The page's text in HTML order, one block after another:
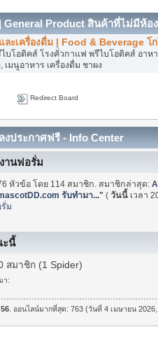
General Product สินค้าที่ไม่มีห้อ
ละเครื่องดื่ม | Food & Beverage โ
บโอติคส์ โรงคั่วกาแฟ พรีไบโอติคส์ อาห
เมนูอาหาร เครื่องดื่ม ชาผง
Redirect Board
งประกาศฟรี - Info Center
านฟอรั่ม
หัวข้อ โดย 114 สมาชิก. สมาชิกล่าสุด:
รับทำมา..." (วันนี้ เวลา
ม
ะนี้
สมาชิก (1 Spider)
า:
56 . ออนไลน์มากที่สุด: 763 (วันที่ 4 เมษายน